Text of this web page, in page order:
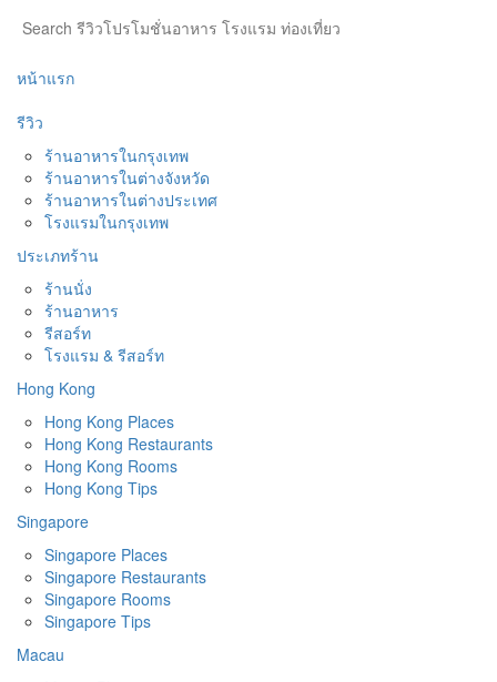
หน้าแรก
รีวิว
ร้านอาหารในกรุงเทพ
ร้านอาหารในต่างจังหวัด
ร้านอาหารในต่างประเทศ
โรงแรมในกรุงเทพ
ประเภทร้าน
ร้านนั่ง
ร้านอาหาร
รีสอร์ท
โรงแรม & รีสอร์ท
Hong Kong
Hong Kong Places
Hong Kong Restaurants
Hong Kong Rooms
Hong Kong Tips
Singapore
Singapore Places
Singapore Restaurants
Singapore Rooms
Singapore Tips
Macau